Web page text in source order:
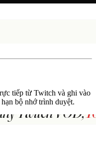
tiếp từ Twitch và ghi vào
bộ nhớ trình duyệt.